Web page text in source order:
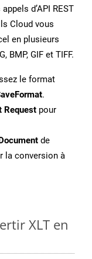
d’API REST
Cloud vous
en plusieurs
BMP, GIF et TIFF.
le format
.
Request pour
de
la conversion à
XLT en